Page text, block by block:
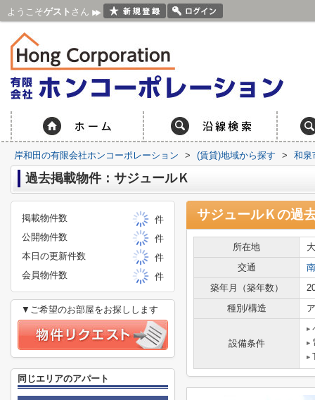
ようこそゲスト さん
岸和田の有限会社ホンコーポレーション > (賃貸)地域から探す > 和泉
過去掲載物件：サジュールＫ
サジュールＫの過
所在地
交通
築年月（築年数）
種別/構造
設備条件
掲載物件数
件
公開物件数
件
本日の更新件数
件
会員物件数
件
▼ご希望のお部屋をお探しします
同じエリアのアパート